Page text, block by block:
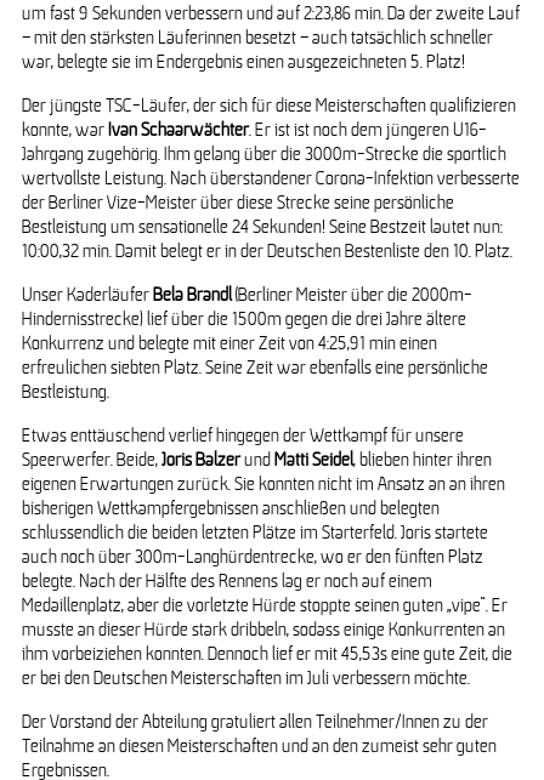
um fast 9 Sekunden verbessern und auf 2:23,86 min. Da der zweite Lauf
– mit den stärksten Läuferinnen besetzt – auch tatsächlich schneller
war, belegte sie im Endergebnis einen ausgezeichneten 5. Platz!
Der jüngste TSC-Läufer, der sich für diese Meisterschaften qualifizieren
konnte, war Ivan Schaarwächter. Er ist ist noch dem jüngeren U16-
Jahrgang zugehörig. Ihm gelang über die 3000m-Strecke die sportlich
wertvollste Leistung. Nach überstandener Corona-Infektion verbesserte
der Berliner Vize-Meister über diese Strecke seine persönliche
Bestleistung um sensationelle 24 Sekunden! Seine Bestzeit lautet nun:
10:00,32 min. Damit belegt er in der Deutschen Bestenliste den 10. Platz.
Unser Kaderläufer Bela Brandl(Berliner Meister über die 2000m-
Hindernisstrecke) lief über die 1500m gegen die drei Jahre ältere
Konkurrenz und belegte mit einer Zeit von 4:25,91 min einen
erfreulichen siebten Platz. Seine Zeit war ebenfalls eine persönliche
Bestleistung.
Etwas enttäuschend verlief hingegen der Wettkampf für unsere
Speerwerfer. Beide,Joris Balzerund Matti Seidel, blieben hinter ihren
eigenen Erwartungen zurück. Sie konnten nicht im Ansatz an an ihren
bisherigen Wettkampfergebnissen anschließen und belegten
schlussendlich die beiden letzten Plätze im Starterfeld. Joris startete
auch noch über 300m-Langhürdentrecke, wo er den fünften Platz
belegte. Nach der Hälfte des Rennens lag er noch auf einem
Medaillenplatz, aber die vorletzte Hürde stoppte seinen guten „vipe“. Er
musste an dieser Hürde stark dribbeln, sodass einige Konkurrenten an
ihm vorbeiziehen konnten. Dennoch lief er mit 45,53s eine gute Zeit, die
er bei den Deutschen Meisterschaften im Juli verbessern möchte.
Der Vorstand der Abteilung gratuliert allen Teilnehmer/Innen zu der
Teilnahme an diesen Meisterschaften und an den zumeist sehr guten
Ergebnissen.